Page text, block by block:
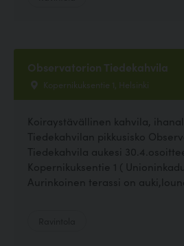
Observatorion Tiedekahvila
Kopernikuksentie 1, Helsinki
Koiraystävällinen kahvila,
Tiedekahvilan pikkusisko
Tiedekahvila aukesi
Kopernikuksentie 1 (
Aurinkoinen terassi on